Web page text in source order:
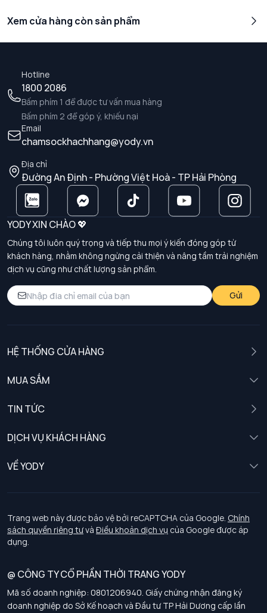
Xem cửa hàng còn sản phẩm
Hotline
1800 2086
Bấm phím 1 để được tư vấn mua hàng
Bấm phím 2 để góp ý, khiếu nại
Email
chamsockhachhang@yody.vn
Địa chỉ
Đường An Định - Phường Việt Hoà - TP Hải Phòng
YODY XIN CHÀO 💖
Chúng tôi luôn quý trọng và tiếp thu mọi ý kiến đóng góp từ
khách hàng, nhằm không ngừng cải thiện và nâng tầm trải nghiệm
dịch vụ cũng như chất lượng sản phẩm.
Gửi
HỆ THỐNG CỬA HÀNG
MUA SẮM
TIN TỨC
DỊCH VỤ KHÁCH HÀNG
Chính sách khách hàng thân thiết
Chính sách bảo vệ dữ liệu cá nhân
Chính sách thanh toán, giao nhận
Chính sách chất lượng và an toàn sức khoẻ nghề nghiệp
Chính sách đơn đồng phục
VỀ YODY
Tuyển dụng
Trang web này được bảo vệ bởi reCAPTCHA của Google. Chính
sách quyền riêng tưvà Điều khoản dịch vụ của Google được áp
dụng.
@ CÔNG TY CỔ PHẦN THỜI TRANG YODY
Mã số doanh nghiệp: 0801206940. Giấy chứng nhận đăng ký
doanh nghiệp do Sở Kế hoạch và Đầu tư TP Hải Dương cấp lần